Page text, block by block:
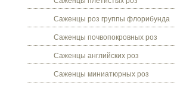
Саженцы роз группы флорибунда
Саженцы почвопокровных роз
Саженцы английских роз
Саженцы миниатюрных роз